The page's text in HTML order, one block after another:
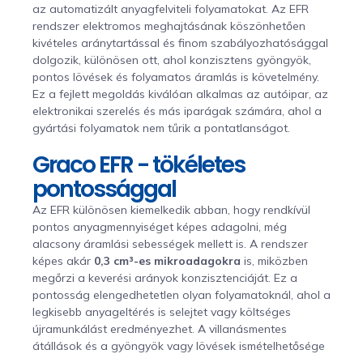
az automatizált anyagfelviteli folyamatokat. Az EFR
rendszer elektromos meghajtásának köszönhetően
kivételes aránytartással és finom szabályozhatósággal
dolgozik, különösen ott, ahol konzisztens gyöngyök,
pontos lövések és folyamatos áramlás is követelmény.
Ez a fejlett megoldás kiválóan alkalmas az autóipar, az
elektronikai szerelés és más iparágak számára, ahol a
gyártási folyamatok nem tűrik a pontatlanságot.
Graco EFR - tökéletes
pontossággal
Az EFR különösen kiemelkedik abban, hogy rendkívül
pontos anyagmennyiséget képes adagolni, még
alacsony áramlási sebességek mellett is. A rendszer
képes akár 0,3 cm³-es mikroadagokra is, miközben
megőrzi a keverési arányok konzisztenciáját. Ez a
pontosság elengedhetetlen olyan folyamatoknál, ahol a
legkisebb anyageltérés is selejtet vagy költséges
újramunkálást eredményezhet. A villanásmentes
átállások és a gyöngyök vagy lövések ismételhetősége